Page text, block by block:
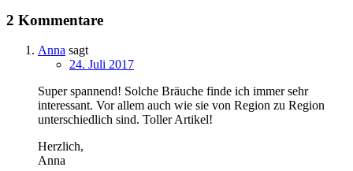
2 Kommentare
Anna sagt
24. Juli 2017
Super spannend! Solche Bräuche finde ich immer sehr
interessant. Vor allem auch wie sie von Region zu Region
unterschiedlich sind. Toller Artikel!
Herzlich,
Anna